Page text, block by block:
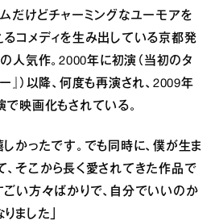
だけどチャーミングなユーモアを
コメディを生み出している京都発
人気作。2000年に初演（当初のタ
』）以降、何度も再演され、2009年
映画化もされている。
しかったです。でも同時に、僕が生ま
、そこから長く愛されてきた作品で
ごい方々ばかりで、自分でいいのか
ました」